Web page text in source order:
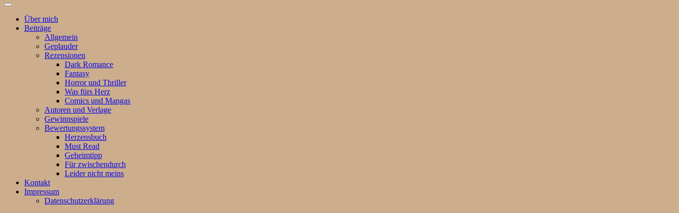
Suchfeld
ein-/ausblenden
Über mich
Beiträge
Allgemein
Geplauder
Rezensionen
Dark Romance
Fantasy
Horror und Thriller
Was fürs Herz
Comics und Mangas
Autoren und Verlage
Gewinnspiele
Bewertungssystem
Herzensbuch
Must Read
Geheimtipp
Für zwischendurch
Leider nicht meins
Kontakt
Impressum
Datenschutzerklärung